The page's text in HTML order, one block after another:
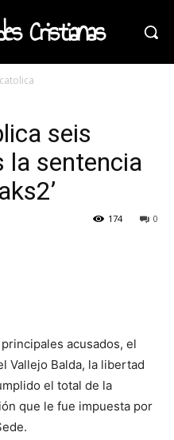
Cristianas
seis
la sentencia
0
174
acusados, el
Vallejo Balda, la libertad
el total de la
que le fue impuesta por